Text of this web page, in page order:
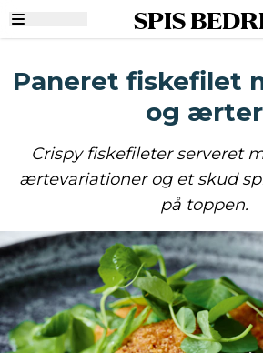
SPIS
Paneret fiskefilet
og ærter
Crispy fiskefileter serveret
ærtevariationer og et skud
på toppen.